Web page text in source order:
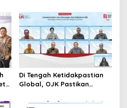
Ditemukan Mengapung di
Pantai Lere Palu, Kondisi
Tubuh Sudah Terurai
Dicabik Buaya
Di Tengah Ketidakpastian
Global, OJK Pastikan
Keuangan Tetap Terjaga